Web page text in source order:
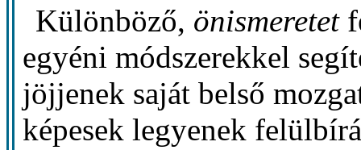
Különböző, önismeretet
egyéni módszerekkel
jöjjenek saját belső
képesek legyenek